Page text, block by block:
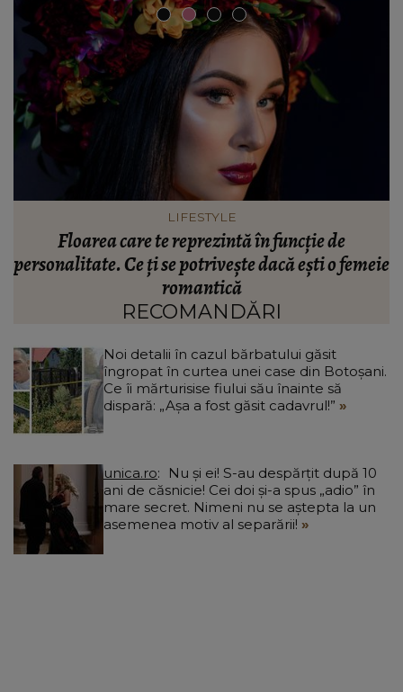
VEDETE
Care este trucul Mariei Dragomiroiu pentru un
păr atât de lung. Artista a dezvăluit ce anume a
ajutat-o când avea probleme cu el: “Am învățat
din bătrâni.”
RECOMANDĂRI
Noi detalii în cazul bărbatului găsit
îngropat în curtea unei case din Botoșani.
Ce îi mărturisise fiului său înainte să
dispară: „Așa a fost găsit cadavrul!”
unica.ro
ani de căsnicie! Cei doi și-a spus „adio” în
mare secret. Nimeni nu se aștepta la un
asemenea motiv al separării!